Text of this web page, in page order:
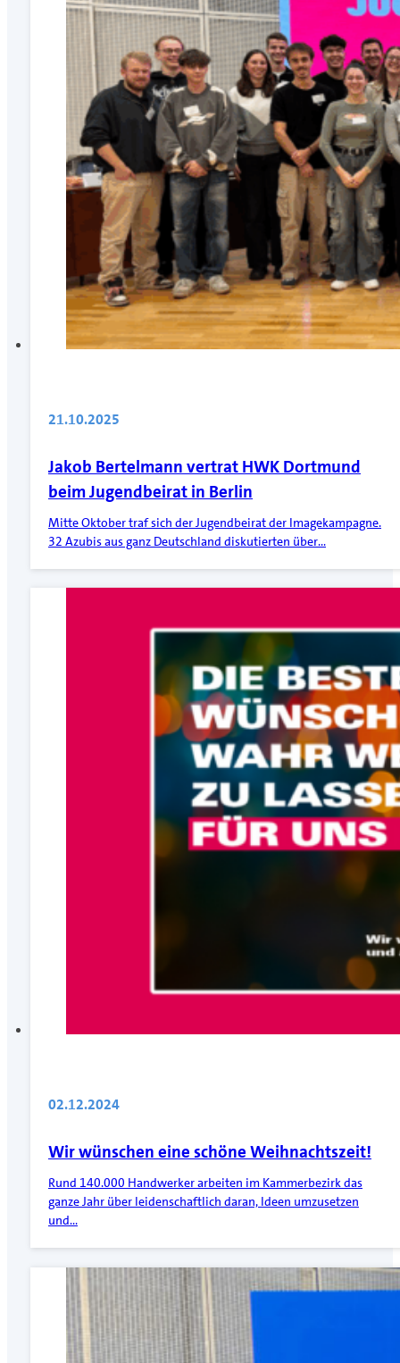
21.10.2025
Jakob Bertelmann vertrat HWK Dortmund
beim Jugendbeirat in Berlin
Mitte Oktober traf sich der Jugendbeirat der Imagekampagne.
32 Azubis aus ganz Deutschland diskutierten über…
02.12.2024
Wir wünschen eine schöne Weihnachtszeit!
Rund 140.000 Handwerker arbeiten im Kammerbezirk das
ganze Jahr über leidenschaftlich daran, Ideen umzusetzen
und…